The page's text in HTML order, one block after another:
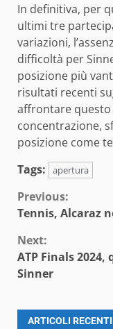
In definitiva, per
ultimi tre
variazioni,
difficoltà per
posizione più
risultati recenti
affrontare questo
concentrazione,
posizione come
Tags:
apertura
Continue
Previous:
Tennis, Alcaraz
Next:
ATP Finals
Sinner
ARTICOLI RECENTI